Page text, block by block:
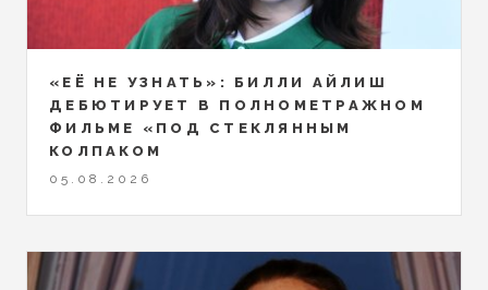
«ЕЁ НЕ УЗНАТЬ»: БИЛЛИ АЙЛИШ
ДЕБЮТИРУЕТ В ПОЛНОМЕТРАЖНОМ
ФИЛЬМЕ «ПОД СТЕКЛЯННЫМ
КОЛПАКОМ
05.08.2026